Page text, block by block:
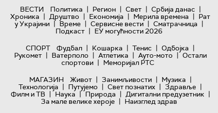
ВЕСТИ Политика | Регион | Свет | Србија данас |
Хроника | Друштво | Економија | Мерила времена | Рат
у Украјини | Време | Сервисне вести | Сматрачница |
Подкаст | ЕУ могућности 2026
СПОРТ
Фудбал | Кошарка | Тенис | Одбојка |
Рукомет | Ватерполо | Атлетика | Ауто-мото | Остали
спортови | Меморијал РТС
МАГАЗИН
Живот | Занимљивости | Музика |
Технологијa | Путујемо | Свет познатих | Здравље |
Филм и ТВ | Наука | Природа | Дигитални предузетник |
За мале велике хероје | Наизглед здрав